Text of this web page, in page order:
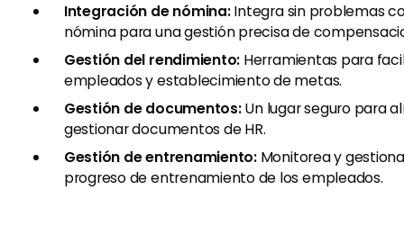
Integración de nómina:Integra sin problemas
nómina para una gestión precisa de
Gestión del rendimiento: Herramientas para
empleados y establecimiento de metas.
Gestión de documentos:Un lugar seguro para
gestionar documentos de HR.
Gestión de entrenamiento:Monitorea y
progreso de entrenamiento de los empleados.